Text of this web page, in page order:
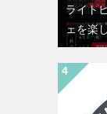
ライト
ェを楽